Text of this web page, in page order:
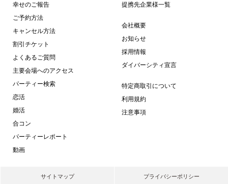
幸せのご報告
ご予約方法
キャンセル方法
割引チケット
よくあるご質問
主要会場へのアクセス
パーティー検索
恋活
婚活
合コン
パーティーレポート
動画
提携先企業様一覧
会社概要
お知らせ
採用情報
ダイバーシティ宣言
特定商取引について
利用規約
注意事項
サイトマップ プライバシーポリシー